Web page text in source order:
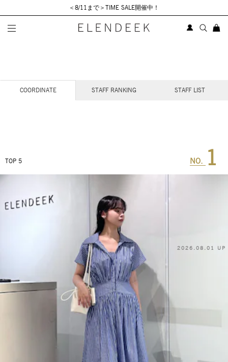
＜8/11まで＞TIME SALE開催中！
STAFF COORDINATE
COORDINATE STAFF RANKING STAFF LIST
TOP 5 NO. 1
2026.08.01 UP